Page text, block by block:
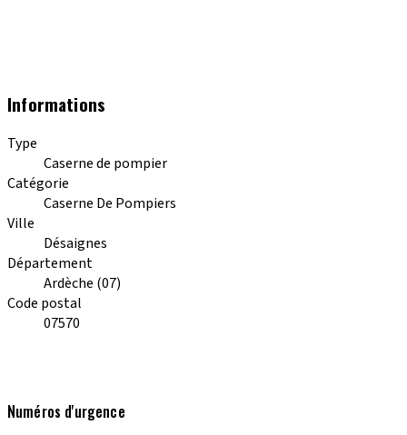
Informations
Type
Caserne de pompier
Catégorie
Caserne De Pompiers
Ville
Désaignes
Département
Ardèche (07)
Code postal
07570
Numéros d'urgence